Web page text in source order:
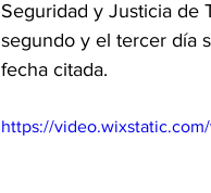
Seguridad y Justicia de
segundo y el tercer día
fecha citada.
https://